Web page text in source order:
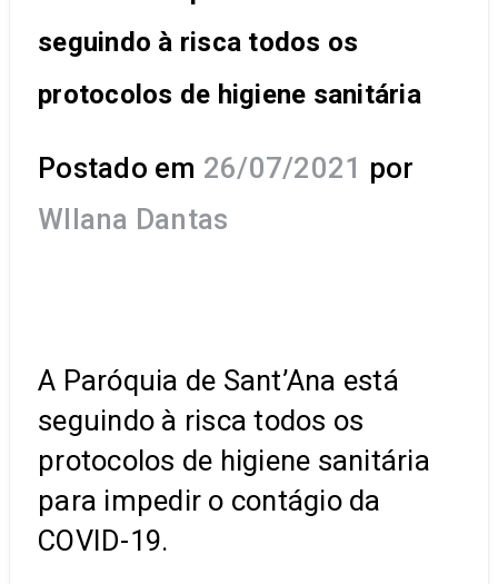
seguindo à risca todos os
protocolos de higiene sanitária
Postado em 26/07/2021 por
Wllana Dantas
A Paróquia de Sant’Ana está
seguindo à risca todos os
protocolos de higiene sanitária
para impedir o contágio da
COVID-19.